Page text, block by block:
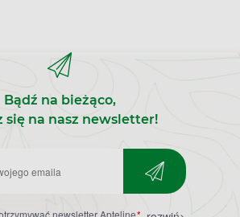
Bądź na bieżąco,
się na nasz newsletter!
newsletter Apteline*